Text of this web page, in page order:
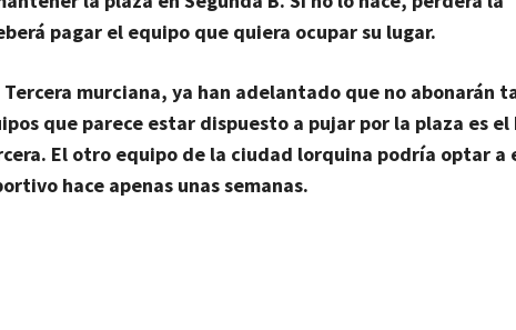
pagar el equipo que quiera ocupar su lugar.
murciana, ya han adelantado que no abonarán
que parece estar dispuesto a pujar por la plaza es el
El otro equipo de la ciudad lorquina podría optar a
hace apenas unas semanas.